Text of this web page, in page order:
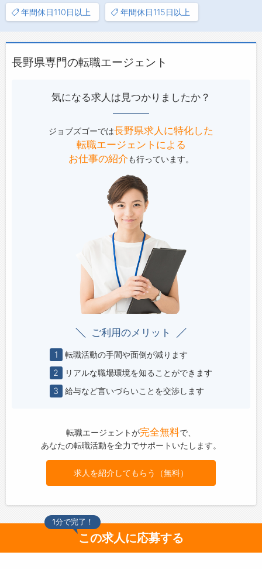
年間休日110日以上 年間休日115日以上
長野県専門の転職エージェント
気になる求人は見つかりましたか？
ジョブズゴーでは長野県求人に特化した
転職エージェントによる
お仕事の紹介も行っています。
ご利用のメリット
1
転職活動の手間や面倒が減ります
2
リアルな職場環境を知ることができます
3
給与など言いづらいことを交渉します
転職エージェントが完全無料で、
あなたの転職活動を全力でサポートいたします。
求人を紹介してもらう（無料）
1分で完了！
この求人に応募する